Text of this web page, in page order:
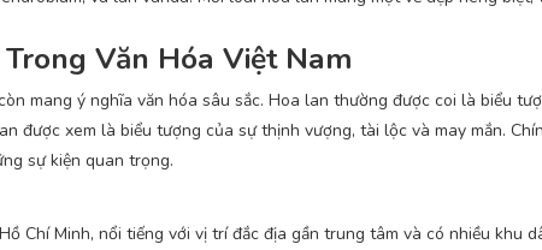
Văn Hóa Việt Nam
mang ý nghĩa văn hóa sâu sắc. Hoa lan thường được coi là biểu
được xem là biểu tượng của sự thịnh vượng, tài lộc và may mắn.
sự kiện quan trọng.
Chí Minh, nổi tiếng với vị trí đắc địa gần trung tâm và có nhiều khu